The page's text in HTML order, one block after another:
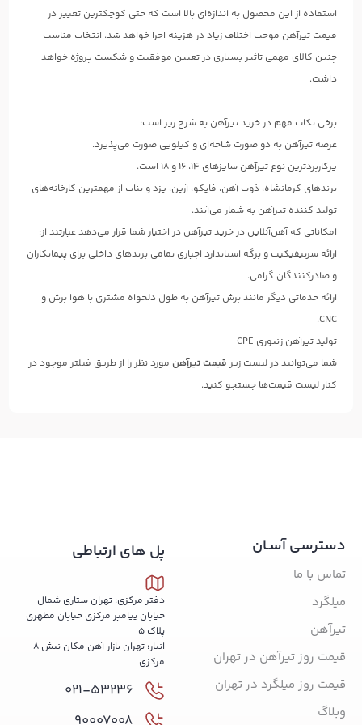
استفاده از این محصول به اندازه‌ای بالا است که حتی کوچکترین تغییر در
قیمت تیرآهن موجب اختلاف زیاد در هزینه اجرا خواهد شد. انتخاب مناسب
چنین کالای مهمی تاثیر بسیاری در تعیین موفقیت و شکست پروژه خواهد
داشت.
برخی نکات مهم در خرید تیرآهن به شرح زیر است:
عرضه تیرآهن به دو صورت شاخه‌ای و کیلویی صورت می‌پذیرد.
پرکاربردترین نوع تیرآهن سایزهای ۱۴، ۱۶ و ۱۸ است.
برندهای کرمانشاه، ذوب آهن، فایکو، آرین، یزد و بناب از مهمترین کارخانه‌های
تولید کننده تیرآهن به شمار می‌آیند.
امکاناتی که آهن‌آنلاین در خرید تیرآهن در اختیار شما قرار می‌دهد عبارتند از:
ارائه سرتیفیکیت و برگه استاندارد اجباری تمامی برندهای داخلی برای پیمانکاران
و صادرکنندگان گرامی.
ارائه خدماتی دیگر مانند برش تیرآهن به طول دلخواه مشتری با هوا برش و
CNC.
تولید تیرآهن زنبوری CPE
شما می‌توانید در لیست زیر قیمت تیرآهن مورد نظر را از طریق فیلتر موجود در
کنار لیست قیمت‌ها جستجو کنید.
دسترسی آسـان
تماس با ما
میلگرد
تیرآهن
قیمت روز تیرآهن در تهران
قیمت روز میلگرد در تهران
وبلاگ
پل های ارتباطی
دفتر مرکزی: تهران ستاری شمال
خیابان پیامبر مرکزی خیابان مطهری
پلاک 5
انبار: تهران بازار آهن مکان نبش 8
مرکزی
021-53236